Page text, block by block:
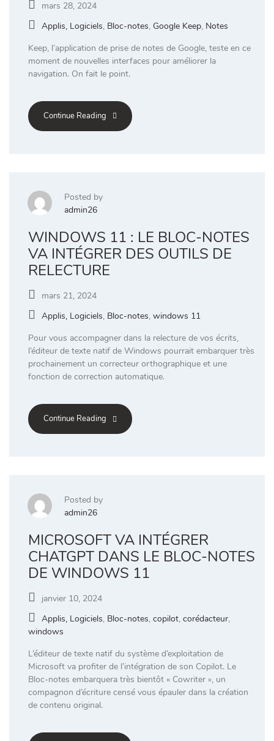
mars 28, 2024
Applis, Logiciels, Bloc-notes, Google Keep, Notes
Keep, l’application de prise de notes de Google, teste en ce
moment de nouvelles interfaces pour améliorer la
navigation. On fait le point.
Continue Reading
Posted by
admin26
WINDOWS 11 : LE BLOC-NOTES
VA INTÉGRER DES OUTILS DE
RELECTURE
mars 21, 2024
Applis, Logiciels, Bloc-notes, windows 11
Pour vous accompagner dans la relecture de vos écrits,
l’éditeur de texte natif de Windows pourrait embarquer très
prochainement un correcteur orthographique et une
fonction de correction automatique.
Continue Reading
Posted by
admin26
MICROSOFT VA INTÉGRER
CHATGPT DANS LE BLOC-NOTES
DE WINDOWS 11
janvier 10, 2024
Applis, Logiciels, Bloc-notes, copilot, corédacteur,
windows
L’éditeur de texte natif du système d’exploitation de
Microsoft va profiter de l’intégration de son Copilot. Le
Bloc-notes embarquera très bientôt « Cowriter », un
compagnon d’écriture censé vous épauler dans la création
de contenu original.